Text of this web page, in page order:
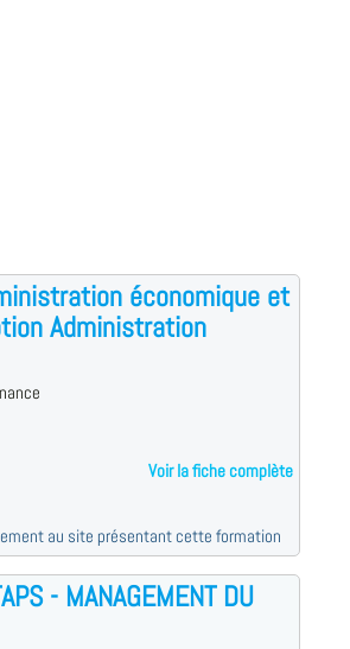
économique et
Administration
Voir la fiche complète
au site présentant cette formation
- MANAGEMENT DU